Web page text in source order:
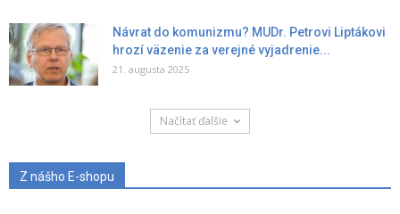
Návrat do komunizmu? MUDr. Petrovi Liptákovi
hrozí väzenie za verejné vyjadrenie...
21. augusta 2025
Načítať ďalšie
Z nášho E-shopu